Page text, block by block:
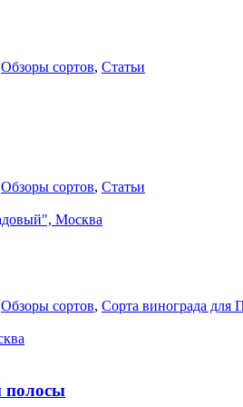
Обзоры сортов, Статьи
Обзоры сортов, Статьи
Обзоры сортов, Сорта винограда для
полосы